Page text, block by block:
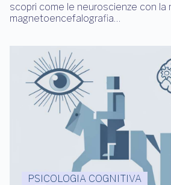
scopri come le neuroscienze con la
magnetoencefalografia…
PSICOLOGIA COGNITIVA